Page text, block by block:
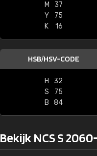
M
37
Y
75
K
16
HSB/HSV-CODE
H
32
S
75
B
84
Bekijk NCS S